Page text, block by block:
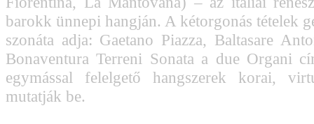
barokk ünnepi hangján. A kétorgonás tételek
szonáta adja: Gaetano Piazza, Baltasare
Bonaventura Terreni Sonata a due Organi
egymással felelgető hangszerek korai,
mutatják be.